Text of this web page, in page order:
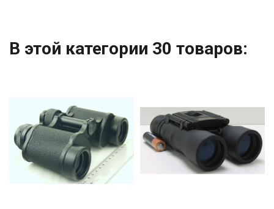
В этой категории 30 товаров: